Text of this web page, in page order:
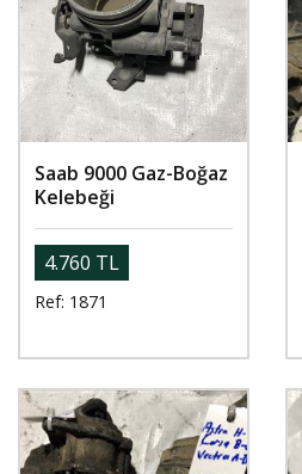
Saab 9000 Gaz-Boğaz
Kelebeği
4.760 TL
Ref: 1871